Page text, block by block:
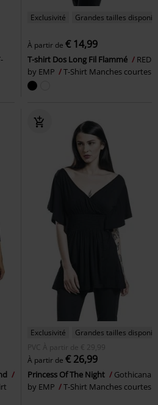
Exclusivité Grandes tailles
À partir de € 14,99
T-shirt Dos Long Fil Flammé
RED
by EMP
T-Shirt Manches courtes
Exclusivité
Grandes tailles
PVC
À partir de € 29,99
À partir de € 26,99
Princess Of The Night
Gothicana
by EMP
T-Shirt Manches courtes